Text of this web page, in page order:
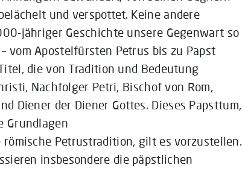
und verspottet. Keine andere
jähriger Geschichte unsere Gegenwart so
vom Apostelfürsten Petrus bis zu Papst
die von Tradition und Bedeutung
Nachfolger Petri, Bischof von Rom,
Diener der Diener Gottes. Dieses Papsttum,
Grundlagen
Petrustradition, gilt es vorzustellen.
insbesondere die päpstlichen